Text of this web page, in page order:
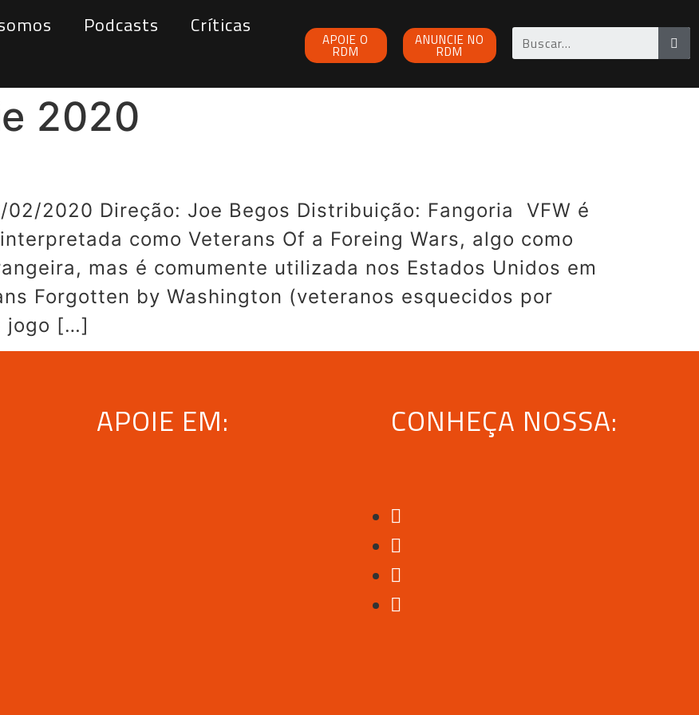
Podcasts
Críticas
APOIE O
RDM
ANUNCIE NO
RDM
2020
02/2020 Direção: Joe Begos Distribuição: Fangoria VFW é
como Veterans Of a Foreing Wars, algo como
mas é comumente utilizada nos Estados Unidos em
Forgotten by Washington (veteranos esquecidos por
jogo […]
APOIE EM: CONHEÇA NOSSA: